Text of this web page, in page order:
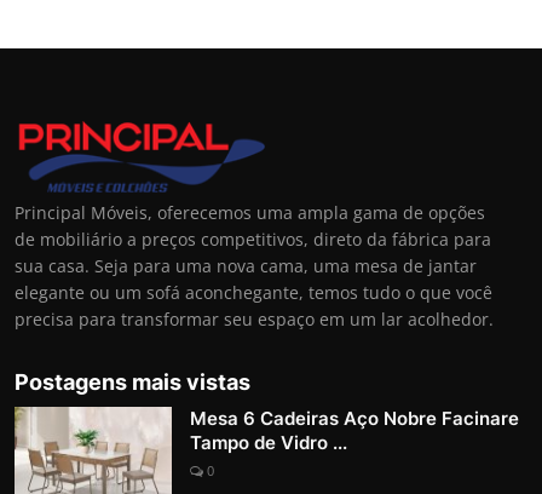
Principal Móveis, oferecemos uma ampla gama de opções
de mobiliário a preços competitivos, direto da fábrica para
sua casa. Seja para uma nova cama, uma mesa de jantar
elegante ou um sofá aconchegante, temos tudo o que você
precisa para transformar seu espaço em um lar acolhedor.
Postagens mais vistas
Mesa 6 Cadeiras Aço Nobre Facinare
Tampo de Vidro ...
0